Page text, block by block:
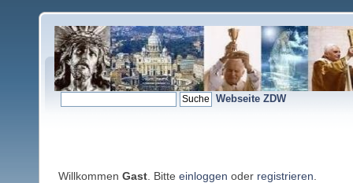
Webseite ZDW
Willkommen Gast . Bitte einloggen oder registrieren